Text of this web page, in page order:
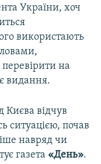
України, хоч
використають
на
видання.
Києва відчув
ситуацією, почав
навряд чи
газета «День».